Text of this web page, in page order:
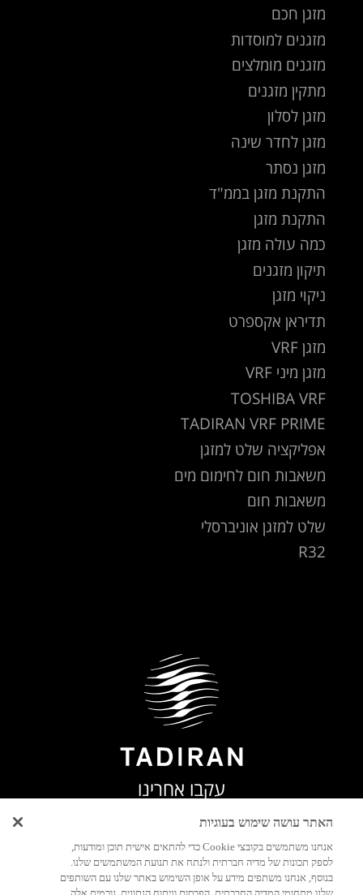
מזגן חכם
מזגנים למוסדות
מזגנים מומלצים
מתקין מזגנים
מזגן לסלון
מזגן לחדר שינה
מזגן נסתר
התקנת מזגן בממ"ד
התקנת מזגן
כמה עולה מזגן
תיקון מזגנים
ניקוי מזגן
תדיראן אקספרט
מזגן VRF
מזגן מיני VRF
TOSHIBA VRF
TADIRAN VRF PRIME
אפליקציה שלט למזגן
משאבות חום לחימום מים
משאבות חום
שלט למזגן אוניברסלי
R32
עקבו אחרינו
האתר עושה שימוש בעוגיות
אנחנו משתמשים בקובצי Cookie כדי להתאים אישית תוכן ומודעות,
לספק תכונות של מדיה חברתית ולנתח את תנועת המשתמשים שלנו.
בנוסף, אנחנו משתפים מידע על אופן השימוש באתר שלנו עם השותפים